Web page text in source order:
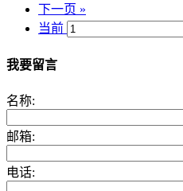
下一页 »
当前
我要留言
名称:
邮箱:
电话: